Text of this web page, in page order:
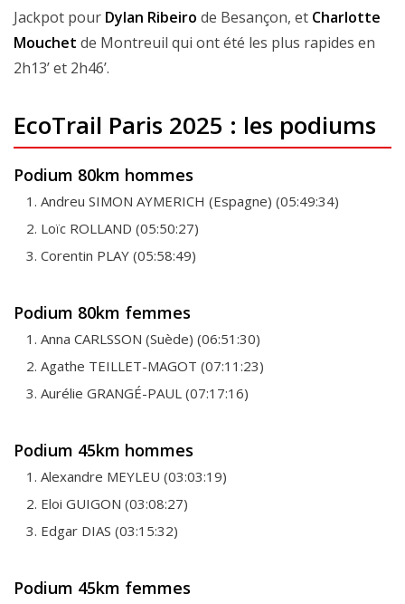
Jackpot pour Dylan Ribeiro de Besançon, et Charlotte
Mouchet de Montreuil qui ont été les plus rapides en
2h13’ et 2h46’.
EcoTrail Paris 2025 : les podiums
Podium 80km hommes
Andreu SIMON AYMERICH (Espagne) (05:49:34)
Loïc ROLLAND (05:50:27)
Corentin PLAY (05:58:49)
Podium 80km femmes
Anna CARLSSON (Suède) (06:51:30)
Agathe TEILLET-MAGOT (07:11:23)
Aurélie GRANGÉ-PAUL (07:17:16)
Podium 45km hommes
Alexandre MEYLEU (03:03:19)
Eloi GUIGON (03:08:27)
Edgar DIAS (03:15:32)
Podium 45km femmes